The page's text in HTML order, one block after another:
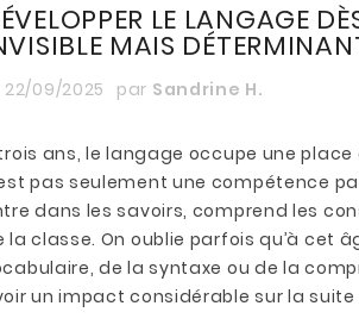
la
fine dès la
Bien choisir
matériel
pédagogique
classe
LE LANGAGE
MAIS
22/09/2025 par Sandrine H.
ans, le langage occupe une
pas seulement une compétence
dans les savoirs, comprend les
la classe. On oublie parfois qu’à cet
de la syntaxe ou de la
un impact considérable sur la